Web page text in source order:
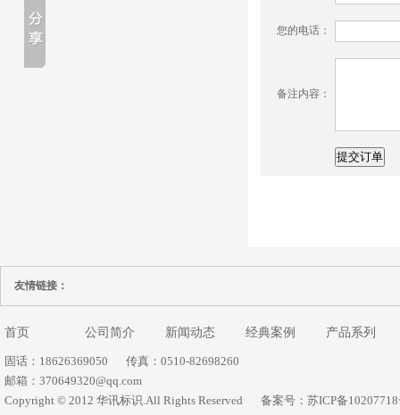
您的电话：
备注内容：
友情链接：
首页 公司简介 新闻动态 经典案例 产品系列
固话：18626369050
传真：0510-82698260
邮箱：370649320@qq.com
Copyright © 2012 华讯标识.All Rights Reserved
备案号：苏ICP备